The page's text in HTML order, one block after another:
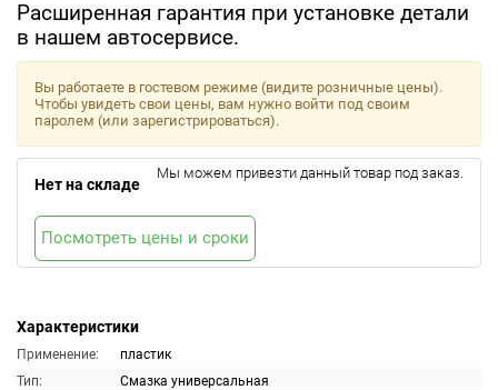
Расширенная гарантия при установке детали
в нашем автосервисе.
Характеристики
Применение:
пластик
Тип:
Смазка универсальная
Вы работаете в гостевом режиме (видите розничные цены).
Чтобы увидеть свои цены, вам нужно войти под своим
паролем (или зарегистрироваться).
Нет на складе
Мы можем привезти данный товар под заказ.
Посмотреть цены и сроки